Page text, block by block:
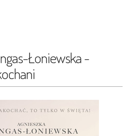
Łoniewska -